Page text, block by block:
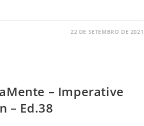
22 DE SETEMBRO DE 2021
– Imperative
– Ed.38